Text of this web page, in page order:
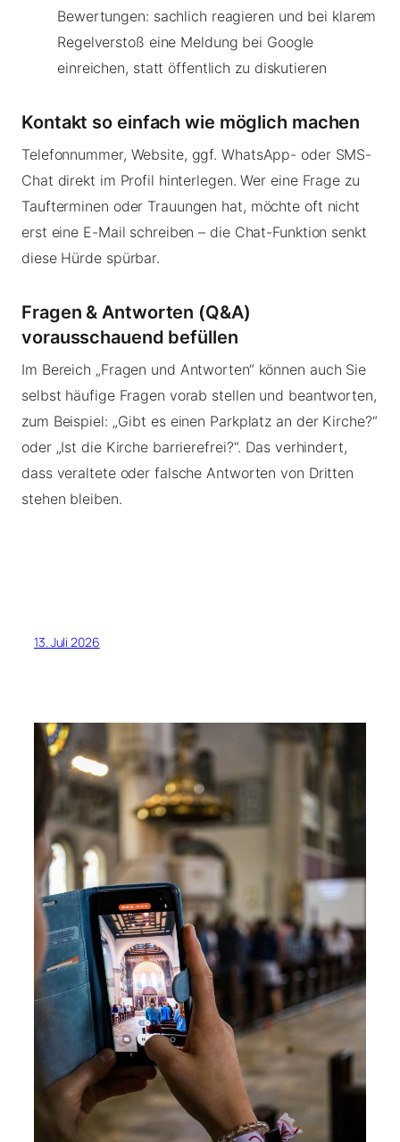
Bewertungen: sachlich reagieren und bei klarem
Regelverstoß eine Meldung bei Google
einreichen, statt öffentlich zu diskutieren
Kontakt so einfach wie möglich machen
Telefonnummer, Website, ggf. WhatsApp- oder SMS-
Chat direkt im Profil hinterlegen. Wer eine Frage zu
Taufterminen oder Trauungen hat, möchte oft nicht
erst eine E-Mail schreiben – die Chat-Funktion senkt
diese Hürde spürbar.
Fragen & Antworten (Q&A)
vorausschauend befüllen
Im Bereich „Fragen und Antworten“ können auch Sie
selbst häufige Fragen vorab stellen und beantworten,
zum Beispiel: „Gibt es einen Parkplatz an der Kirche?“
oder „Ist die Kirche barrierefrei?“. Das verhindert,
dass veraltete oder falsche Antworten von Dritten
stehen bleiben.
13. Juli 2026